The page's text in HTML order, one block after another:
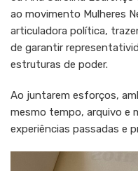
ao movimento Mulheres
articuladora política,
de garantir
estruturas de poder.
Ao juntarem esforços,
mesmo tempo, arquivo e
experiências passadas e